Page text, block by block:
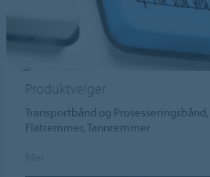
Produktvelger
Transportbånd og
Flatremmer, Tannremmer